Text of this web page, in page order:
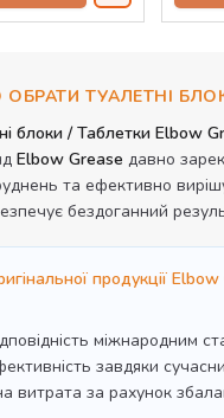
ТУАЛЕТНІ
блоки / Таблетки Elbow
Elbow Grease давно
та ефективно
бездоганний
продукції
міжнародним
завдяки
витрата за рахунок